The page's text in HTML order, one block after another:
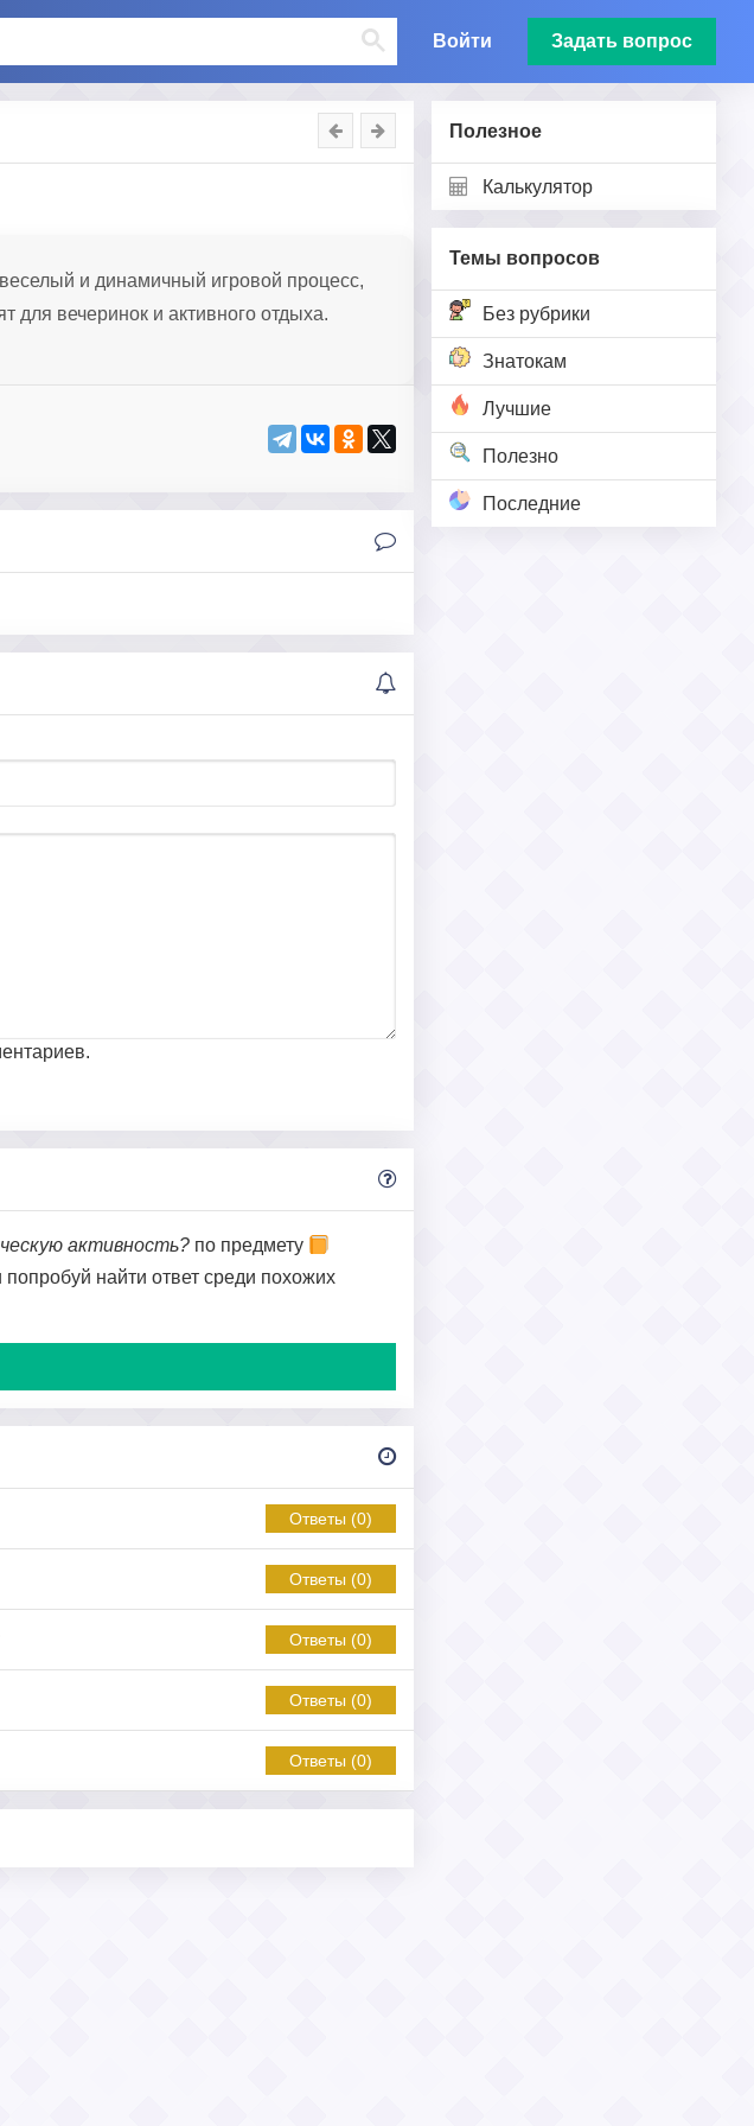
Войти Задать вопрос
Полезное
Калькулятор
Темы вопросов
Без рубрики
Знатокам
Лучшие
Полезно
Последние
и динамичный игровой процесс,
для вечеринок и активного отдыха.
активность? по предмету
попробуй найти ответ среди похожих
Ответы (0)
Ответы (0)
Ответы (0)
Ответы (0)
Ответы (0)